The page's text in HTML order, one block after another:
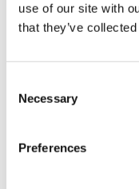
use of our site with
that they’ve
Selection
Necessary
Preferences